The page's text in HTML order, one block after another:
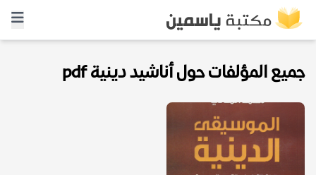
جميع المؤلفات حول أناشيد دينية pdf